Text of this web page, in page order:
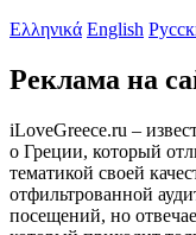
Ελληνικά English
Реклама на
iLoveGreece.ru –
о Греции, который
тематикой своей
отфильтрованной
посещений, но